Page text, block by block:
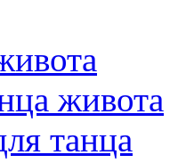
живота
танца